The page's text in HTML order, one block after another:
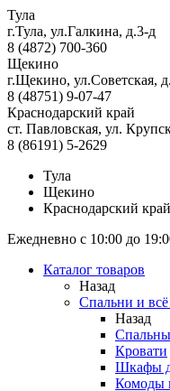
Тула
г.Тула, ул.Галкина, д.3-д
8 (4872) 700-360
Щекино
г.Щекино, ул.Советская,
8 (48751) 9-07-47
Краснодарский край
ст. Павловская, ул.
8 (86191) 5-2629
Тула
Щекино
Краснодарский край
Ежедневно с 10:00 до
Каталог товаров
Назад
Спальни и всё
Назад
Кровати
Шкафы
Комоды